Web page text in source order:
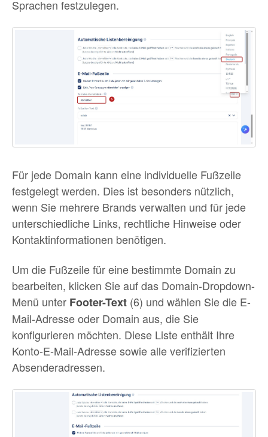
Sprachen festzulegen.
Für jede Domain kann eine individuelle Fußzeile
festgelegt werden. Dies ist besonders nützlich,
wenn Sie mehrere Brands verwalten und für jede
unterschiedliche Links, rechtliche Hinweise oder
Kontaktinformationen benötigen.
Um die Fußzeile für eine bestimmte Domain zu
bearbeiten, klicken Sie auf das Domain-Dropdown-
Menü unter Footer-Text (6) und wählen Sie die E-
Mail-Adresse oder Domain aus, die Sie
konfigurieren möchten. Diese Liste enthält Ihre
Konto-E-Mail-Adresse sowie alle verifizierten
Absenderadressen.